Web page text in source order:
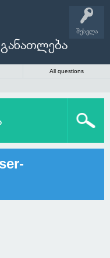
შესვლა
All questions